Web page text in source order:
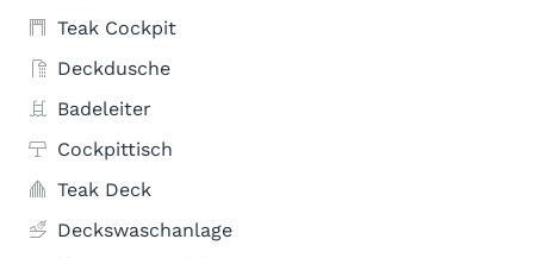
Teak Cockpit
Deckdusche
Badeleiter
Cockpittisch
Teak Deck
Deckswaschanlage